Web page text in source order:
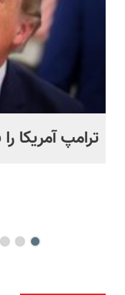
ترامپ آمریکا